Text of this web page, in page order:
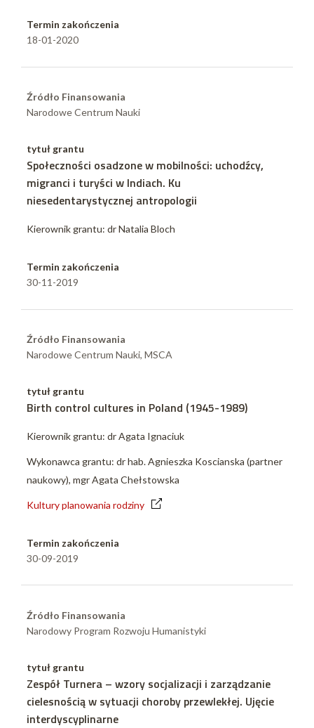
Termin zakończenia
18-01-2020
Źródło Finansowania
Narodowe Centrum Nauki
tytuł grantu
Społeczności osadzone w mobilności: uchodźcy,
migranci i turyści w Indiach. Ku
niesedentarystycznej antropologii
Kierownik grantu: dr Natalia Bloch
Termin zakończenia
30-11-2019
Źródło Finansowania
Narodowe Centrum Nauki, MSCA
tytuł grantu
Birth control cultures in Poland (1945-1989)
Kierownik grantu: dr Agata Ignaciuk
Wykonawca grantu: dr hab. Agnieszka Koscianska (partner
naukowy), mgr Agata Chełstowska
Kultury planowania rodziny
Termin zakończenia
30-09-2019
Źródło Finansowania
Narodowy Program Rozwoju Humanistyki
tytuł grantu
Zespół Turnera – wzory socjalizacji i zarządzanie
cielesnością w sytuacji choroby przewlekłej. Ujęcie
interdyscyplinarne